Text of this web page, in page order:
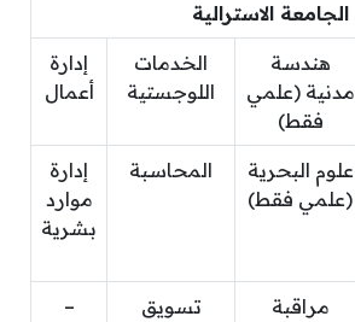
الجامعة الاسترالية
هندسة
مدنية (علمي
فقط)
الخدمات
اللوجستية
إدارة
أعمال
علوم البحرية
(علمي فقط)
المحاسبة
إدارة
موارد
بشرية
مراقبة
تسويق –